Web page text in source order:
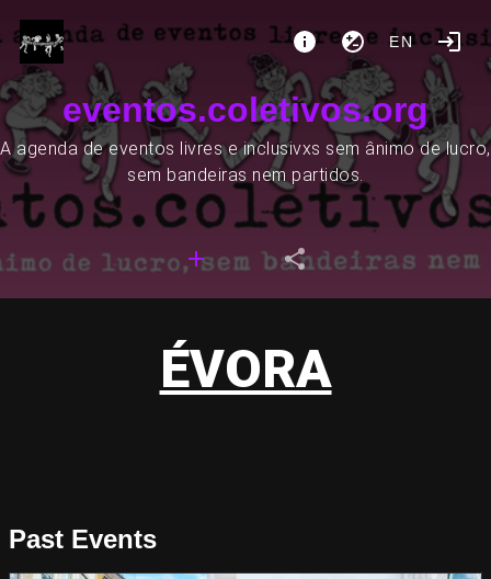
EN
eventos.coletivos.org
A agenda de eventos livres e inclusivxs sem ânimo de lucro,
sem bandeiras nem partidos.
ÉVORA
Past Events